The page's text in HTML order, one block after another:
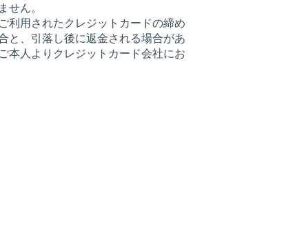
せん。
利用されたクレジットカードの締め
と、引落し後に返金される場合があ
本人よりクレジットカード会社にお